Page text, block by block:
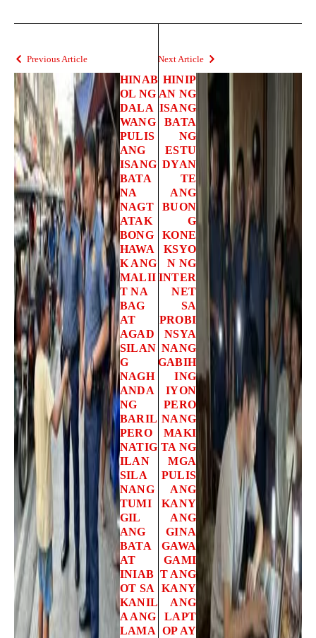
Previous Article
HINAB
OL NG
DALA
WANG
PULIS
ANG
ISANG
BATA
NA
NAGT
ATAK
BONG
HAWA
K ANG
MALII
T NA
BAG
AT
AGAD
SILAN
G
NAGH
ANDA
NG
BARIL
PERO
NATIG
ILAN
SILA
NANG
TUMI
GIL
ANG
BATA
AT
INIAB
OT SA
KANIL
A ANG
LAMA
Next Article
HINIP
AN NG
ISANG
BATA
NG
ESTU
DYAN
TE
ANG
BUON
G
KONE
KSYO
N NG
INTER
NET
SA
PROBI
NSYA
NANG
GABIH
ING
IYON
PERO
NANG
MAKI
TA NG
MGA
PULIS
ANG
KANY
ANG
GINA
GAWA
GAMI
T ANG
KANY
ANG
LAPT
OP AY